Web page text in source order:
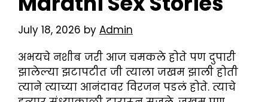
July 18, 2026 by Admin
अभयचे नशीब जरी आज चमकले होते पण दुपारी
झालेल्या झटापटीत जी त्याला जखम झाली होती
त्याने त्याच्या आनंदावर विरजन पडलं होते. त्याचे